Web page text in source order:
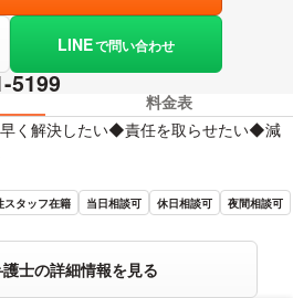
LINEで問い合わせ
5199
料金表
く解決したい◆責任を取らせたい◆減
スタッフ在籍 当日相談可 休日相談可
夜間相談可
士の詳細情報を見る
素を